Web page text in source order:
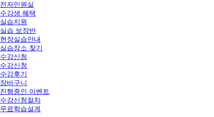
전자민원실
수강생 혜택
실습지원
실습 보장반
현장실습안내
실습장소 찾기
수강신청
수강신청
수강후기
장바구니
진행중인 이벤트
수강신청절차
무료학습설계